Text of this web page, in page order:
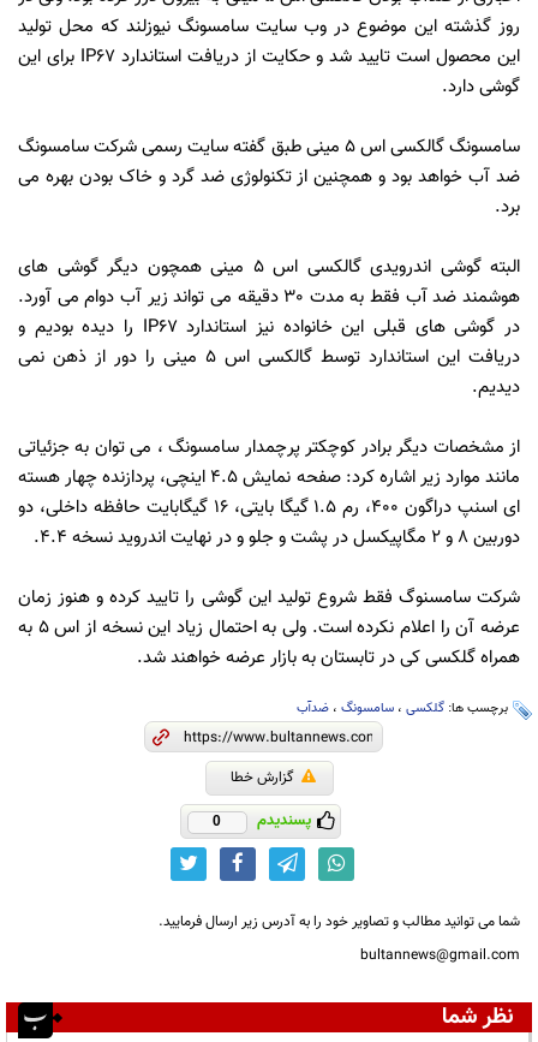
روز گذشته این موضوع در وب سایت سامسونگ نیوزلند که محل تولید
این محصول است تایید شد و حکایت از دریافت استاندارد IP67 برای این
گوشی دارد.
سامسونگ گالکسی اس 5 مینی طبق گفته سایت رسمی شرکت سامسونگ
ضد آب خواهد بود و همچنین از تکنولوژی ضد گرد و خاک بودن بهره می
برد.
البته گوشی اندرویدی گالکسی اس 5 مینی همچون دیگر گوشی های
هوشمند ضد آب فقط به مدت 30 دقیقه می تواند زیر آب دوام می آورد.
در گوشی های قبلی این خانواده نیز استاندارد IP67 را دیده بودیم و
دریافت این استاندارد توسط گالکسی اس 5 مینی را دور از ذهن نمی
دیدیم.
از مشخصات دیگر برادر کوچکتر پرچمدار سامسونگ ، می توان به جزئیاتی
مانند موارد زیر اشاره کرد: صفحه نمایش 4.5 اینچی، پردازنده چهار هسته
ای اسنپ دراگون 400، رم 1.5 گیگا بایتی، 16 گیگابایت حافظه داخلی، دو
دوربین 8 و 2 مگاپیکسل در پشت و جلو و در نهایت اندروید نسخه 4.4.
شرکت سامسنوگ فقط شروع تولید این گوشی را تایید کرده و هنوز زمان
عرضه آن را اعلام نکرده است. ولی به احتمال زیاد این نسخه از اس 5 به
همراه گلکسی کی در تابستان به بازار عرضه خواهند شد.
برچسب ها: گلکسی ، سامسونگ ، ضدآب
گزارش خطا
پسندیدم 0
شما می توانید مطالب و تصاویر خود را به آدرس زیر ارسال فرمایید.
bultannews@gmail.com
نظر شما